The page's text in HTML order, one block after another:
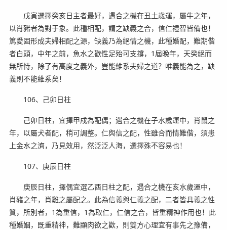
戊寅選擇癸亥日主者最好，遇合之機在丑土歲運，屬牛之年，
以肖豬者為對于象。此種相配，謂之缺義之合，信仁禮智皆備也！
篤愛固形成夫婦相配之源，缺義乃為絕情之機，此種婚配，難期偕
者白頭，中年之前，魚水之歡性足殆可支撐，1屆晚年，天癸絕而
無所恃，除了有高度之義外，豈能維系夫婦之道？唯義能為之，缺
義則不能維系矣！
106、己卯日柱
己卯日柱，宜擇甲戍為配偶；遇合之機在子水歲運中，肖鼠之
年，以屬犬者配，稍可調整。仁與信之配，性雖合而情難偕，須患
上金水之濟，乃見效用，然泛泛人海，選擇殊不容易也！
107、庚辰日柱
庚辰日柱，擇偶宜選乙酉日柱之配，遇合之機在亥水歲運中，
肖豬之年，肖雞之屬配之。此為信義與仁義之配，二者皆具義之性
質，所別者，1為重信，1為取仁，仁信之合，皆重精神作用也！此
種婚姻，既重精神，難顯肉欲之歡，則雙方心理宜有事先之豫備，